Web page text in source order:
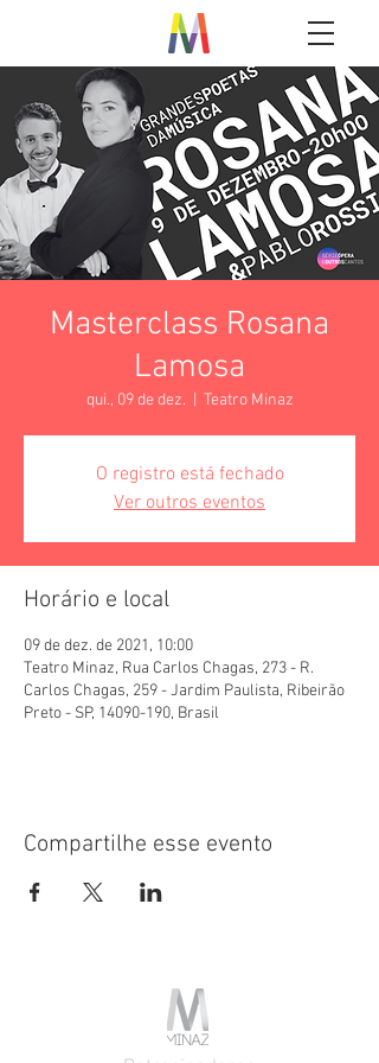
Masterclass Rosana
Lamosa
qui., 09 de dez. Teatro Minaz
O registro está fechado
Ver outros eventos
Horário e local
09 de dez. de 2021, 10:00
Teatro Minaz, Rua Carlos Chagas, 273 - R.
Carlos Chagas, 259 - Jardim Paulista, Ribeirão
Preto - SP, 14090-190, Brasil
Compartilhe esse evento